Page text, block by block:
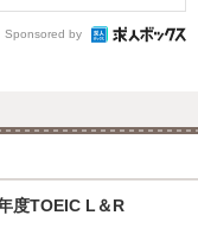
Sponsored by
度TOEIC L＆R